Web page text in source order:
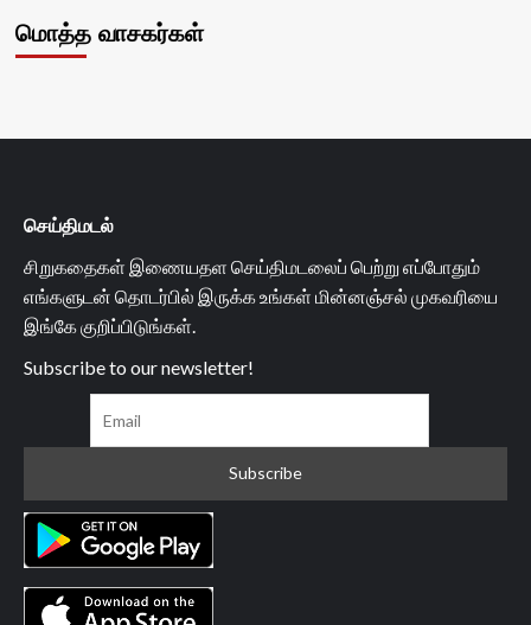
மொத்த வாசகர்கள்
செய்திமடல்
சிறுகதைகள் இணையதள செய்திமடலைப் பெற்று எப்போதும்
எங்களுடன் தொடர்பில் இருக்க உங்கள் மின்னஞ்சல் முகவரியை
இங்கே குறிப்பிடுங்கள்.
Subscribe to our newsletter!